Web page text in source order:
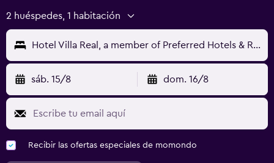
2 huéspedes, 1 habitación
Hotel Villa Real, a member of Preferred Hotels & Resorts
sáb. 15/8 dom. 16/8
Recibir las ofertas especiales de momondo